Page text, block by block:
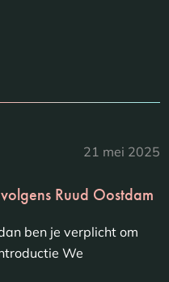
21 mei 2025
Ruud Oostdam
ben je verplicht om
We